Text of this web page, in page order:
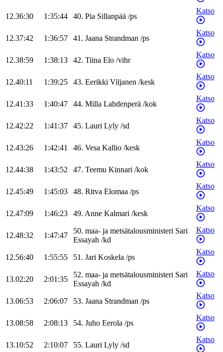
12.36:30 1:35:44 40. Pia Sillanpää /ps
Katso
12.37:42 1:36:57 41. Jaana Strandman /ps
Katso
12.38:59 1:38:13 42. Tiina Elo /vihr
Katso
12.40:11 1:39:25 43. Eerikki Viljanen /kesk
Katso
12.41:33 1:40:47 44. Milla Lahdenperä /kok
Katso
12.42:22 1:41:37 45. Lauri Lyly /sd
Katso
12.43:26 1:42:41 46. Vesa Kallio /kesk
Katso
12.44:38 1:43:52 47. Teemu Kinnari /kok
Katso
12.45:49 1:45:03 48. Ritva Elomaa /ps
Katso
12.47:09 1:46:23 49. Anne Kalmari /kesk
Katso
12.48:32 1:47:47
50. maa- ja metsätalousministeri Sari
Essayah /kd
Katso
12.56:40 1:55:55 51. Jari Koskela /ps
Katso
13.02:20 2:01:35
52. maa- ja metsätalousministeri Sari
Essayah /kd
Katso
13.06:53 2:06:07 53. Jaana Strandman /ps
Katso
13.08:58 2:08:13 54. Juho Eerola /ps
Katso
13.10:52 2:10:07 55. Lauri Lyly /sd
Katso